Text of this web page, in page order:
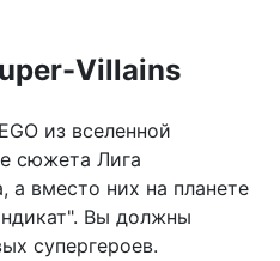
Villains
из вселенной
сюжета Лига
а вместо них на планете
Вы должны
супергероев.